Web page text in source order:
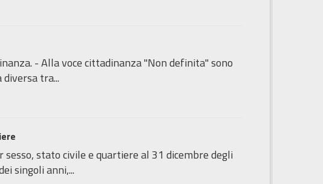
- Alla voce cittadinanza "Non definita" sono
tra...
stato civile e quartiere al 31 dicembre degli
singoli anni,...